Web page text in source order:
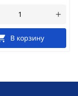
В корзину